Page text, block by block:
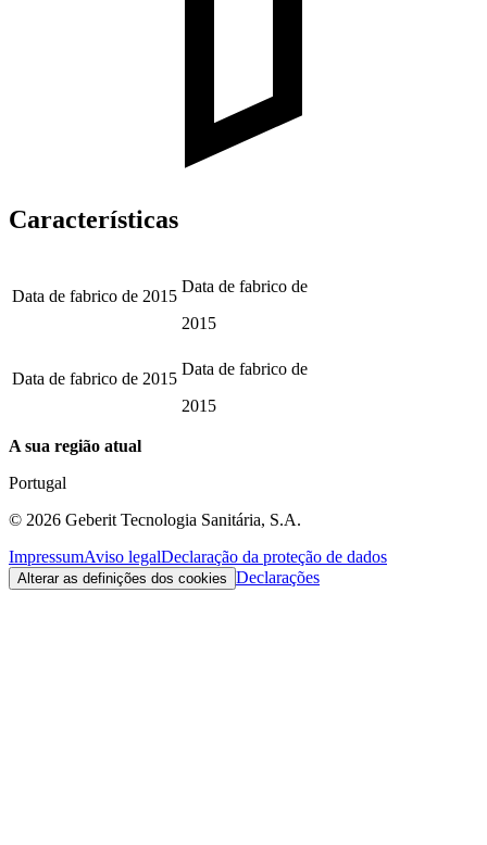
Características
Data de fabrico de 2015
Data de fabrico de
2015
Data de fabrico de 2015
Data de fabrico de
2015
A sua região atual
Portugal
© 2026 Geberit Tecnologia Sanitária, S.A.
ImpressumAviso legalDeclaração da proteção de dados
Alterar as definições dos cookies Declarações